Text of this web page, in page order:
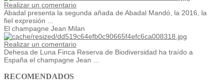
Realizar un comentario
Abadal presenta la segunda añada de Abadal Mandó, la 2016, la
fiel expresión ...
El champagne Jean Milan
Realizar un comentario
Dehesa de Luna Finca Reserva de Biodiversidad ha traído a
España el champagne Jean ...
RECOMENDADOS